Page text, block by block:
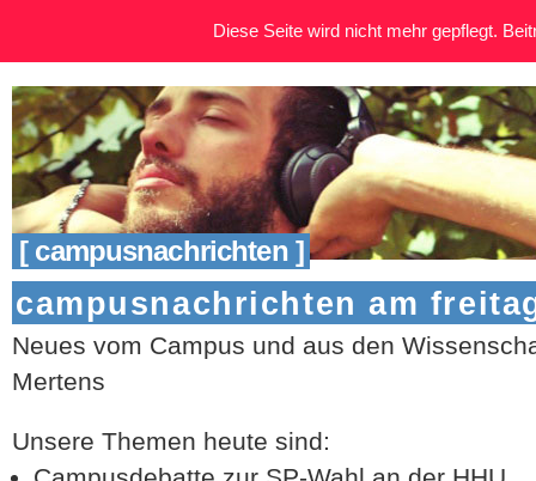
[ campusnachrichten ]
campusnachrichten am
Neues vom Campus und aus den
Mertens
Unsere Themen heute sind:
Diese Seite wird nicht mehr gepflegt.